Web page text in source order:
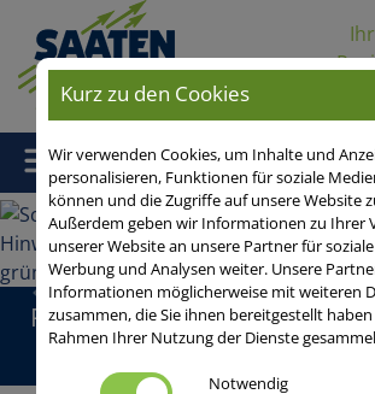
Finden Sie die passende
Mischung
Zurück
Kurz zu den Cookies
Wir verwenden Cookies, um Inhalte und
personalisieren, Funktionen für soziale
können und die Zugriffe auf unsere Website
Außerdem geben wir Informationen zu Ihrer
unserer Website an unsere Partner für
Werbung und Analysen weiter. Unsere
Informationen möglicherweise mit weiteren
zusammen, die Sie ihnen bereitgestellt
Rahmen Ihrer Nutzung der Dienste
Notwendig